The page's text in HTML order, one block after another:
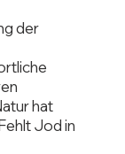
der
hat
Jod in